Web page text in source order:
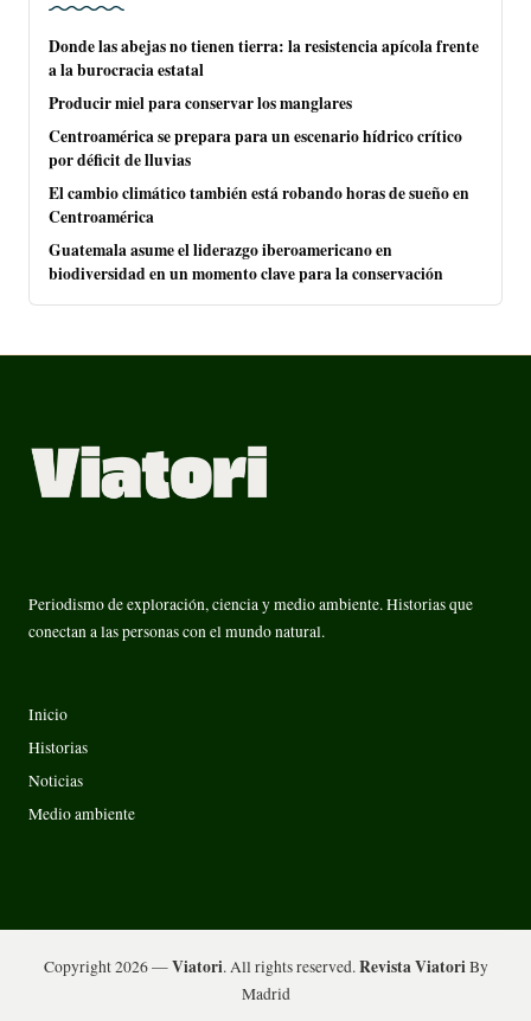
Donde las abejas no tienen tierra: la resistencia apícola frente
a la burocracia estatal
Producir miel para conservar los manglares
Centroamérica se prepara para un escenario hídrico crítico
por déficit de lluvias
El cambio climático también está robando horas de sueño en
Centroamérica
Guatemala asume el liderazgo iberoamericano en
biodiversidad en un momento clave para la conservación
Periodismo de exploración, ciencia y medio ambiente. Historias que
conectan a las personas con el mundo natural.
Inicio
Historias
Noticias
Medio ambiente
Copyright 2026 —Viatori. All rights reserved.Revista ViatoriBy
Madrid